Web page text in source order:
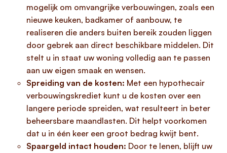
mogelijk om omvangrijke verbouwingen, zoals een
nieuwe keuken, badkamer of aanbouw, te
realiseren die anders buiten bereik zouden liggen
door gebrek aan direct beschikbare middelen. Dit
stelt u in staat uw woning volledig aan te passen
aan uw eigen smaak en wensen.
Spreiding van de kosten: Met een hypothecair
verbouwingskrediet kunt u de kosten over een
langere periode spreiden, wat resulteert in beter
beheersbare maandlasten. Dit helpt voorkomen
dat u in één keer een groot bedrag kwijt bent.
Spaargeld intact houden: Door te lenen, blijft uw